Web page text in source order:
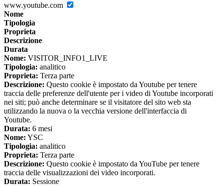
www.youtube.com
Nome
Tipologia
Proprieta
Descrizione
Durata
Nome: VISITOR_INFO1_LIVE
Tipologia: analitico
Proprieta: Terza parte
Descrizione: Questo cookie è impostato da Youtube per tenere
traccia delle preferenze dell'utente per i video di Youtube incorporati
nei siti; può anche determinare se il visitatore del sito web sta
utilizzando la nuova o la vecchia versione dell'interfaccia di
Youtube.
Durata: 6 mesi
Nome: YSC
Tipologia: analitico
Proprieta: Terza parte
Descrizione: Questo cookie è impostato da YouTube per tenere
traccia delle visualizzazioni dei video incorporati.
Durata: Sessione